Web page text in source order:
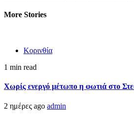
More Stories
Κορινθία
1 min read
Χωρίς ενεργό μέτωπο η φωτιά στο
2 ημέρες ago admin